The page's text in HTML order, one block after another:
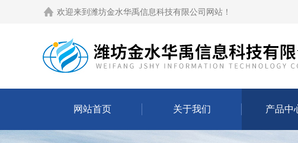
欢迎来到 潍坊金水华禹信息科技有限公司网站 ！
网站首页 关于我们 产品中